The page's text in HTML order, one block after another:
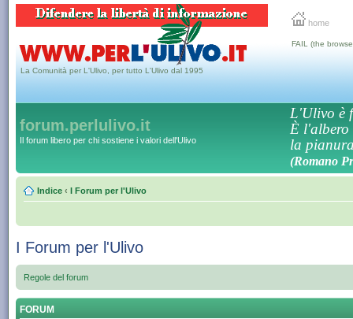
home
La Comunità per L'Ulivo, per tutto L'Ulivo dal 1995
FAIL (the
forum.perlulivo.it
Il forum libero per chi sostiene i valori dell'Ulivo
L'Ulivo è
È l'albero
la
(Romano
Indice ‹ I Forum per l'Ulivo
I Forum per l'Ulivo
Regole del forum
FORUM